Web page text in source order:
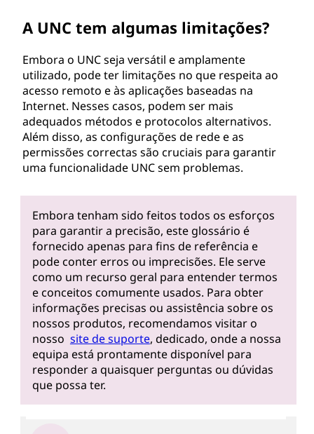
A UNC tem algumas limitações?
Embora o UNC seja versátil e amplamente
utilizado, pode ter limitações no que respeita ao
acesso remoto e às aplicações baseadas na
Internet. Nesses casos, podem ser mais
adequados métodos e protocolos alternativos.
Além disso, as configurações de rede e as
permissões correctas são cruciais para garantir
uma funcionalidade UNC sem problemas.
Embora tenham sido feitos todos os esforços
para garantir a precisão, este glossário é
fornecido apenas para fins de referência e
pode conter erros ou imprecisões. Ele serve
como um recurso geral para entender termos
e conceitos comumente usados. Para obter
informações precisas ou assistência sobre os
nossos produtos, recomendamos visitar o
nosso site de suporte, dedicado, onde a nossa
equipa está prontamente disponível para
responder a quaisquer perguntas ou dúvidas
que possa ter.